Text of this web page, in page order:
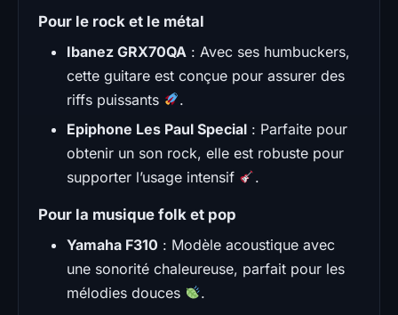
Pour le rock et le métal
Ibanez GRX70QA : Avec ses humbuckers,
cette guitare est conçue pour assurer des
riffs puissants
.
Epiphone Les Paul Special : Parfaite pour
obtenir un son rock, elle est robuste pour
supporter l’usage intensif
.
Pour la musique folk et pop
Yamaha F310 : Modèle acoustique avec
une sonorité chaleureuse, parfait pour les
mélodies douces
.